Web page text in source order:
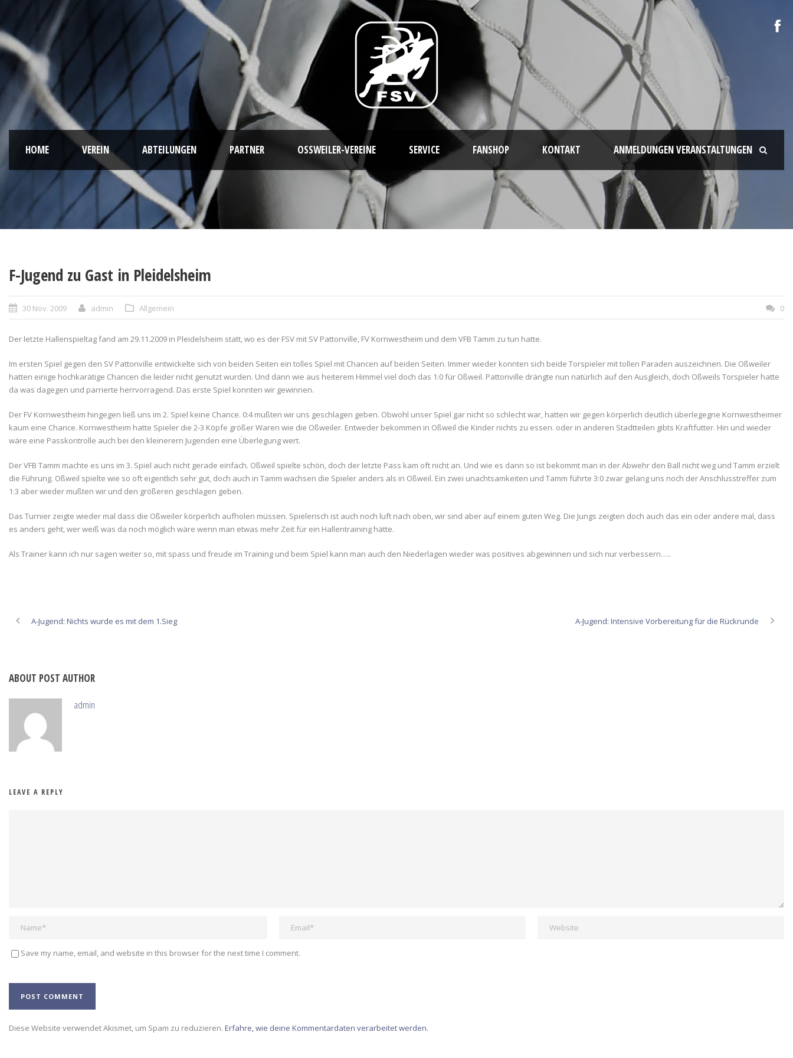
HOME VEREIN ABTEILUNGEN PARTNER OSSWEILER-VEREINE SERVICE FANSHOP KONTAKT ANMELDUNGEN VERANSTALTUNGEN
F-Jugend zu Gast in Pleidelsheim
30 Nov. 2009 admin Allgemein 0
Der letzte Hallenspieltag fand am 29.11.2009 in Pleidelsheim statt, wo es der FSV mit SV Pattonville, FV Kornwestheim und dem VFB Tamm zu tun hatte.
Im ersten Spiel gegen den SV Pattonville entwickelte sich von beiden Seiten ein tolles Spiel mit Chancen auf beiden Seiten. Immer wieder konnten sich beide Torspieler mit tollen Paraden auszeichnen. Die Oßweiler
hatten einige hochkarätige Chancen die leider nicht genutzt wurden. Und dann wie aus heiterem Himmel viel doch das 1:0 für Oßweil. Pattonville drängte nun natürlich auf den Ausgleich, doch Oßweils Torspieler hatte
da was dagegen und parrierte herrvorragend. Das erste Spiel konnten wir gewinnen.
Der FV Kornwestheim hingegen ließ uns im 2. Spiel keine Chance. 0:4 mußten wir uns geschlagen geben. Obwohl unser Spiel gar nicht so schlecht war, hatten wir gegen körperlich deutlich überlegegne Kornwestheimer
kaum eine Chance. Kornwestheim hatte Spieler die 2-3 Köpfe größer Waren wie die Oßweiler. Entweder bekommen in Oßweil die Kinder nichts zu essen. oder in anderen Stadtteilen gibts Kraftfutter. Hin und wieder
wäre eine Passkontrolle auch bei den kleinerern Jugenden eine Überlegung wert.
Der VFB Tamm machte es uns im 3. Spiel auch nicht gerade einfach. Oßweil spielte schön, doch der letzte Pass kam oft nicht an. Und wie es dann so ist bekommt man in der Abwehr den Ball nicht weg und Tamm erzielt
die Führung. Oßweil spielte wie so oft eigentlich sehr gut, doch auch in Tamm wachsen die Spieler anders als in Oßweil. Ein zwei unachtsamkeiten und Tamm führte 3:0 zwar gelang uns noch der Anschlusstreffer zum
1:3 aber wieder mußten wir und den größeren geschlagen geben.
Das Turnier zeigte wieder mal dass die Oßweiler körperlich aufholen müssen. Spielerisch ist auch noch luft nach oben, wir sind aber auf einem guten Weg. Die Jungs zeigten doch auch das ein oder andere mal, dass
es anders geht, wer weiß was da noch möglich wäre wenn man etwas mehr Zeit für ein Hallentraining hätte.
Als Trainer kann ich nur sagen weiter so, mit spass und freude im Training und beim Spiel kann man auch den Niederlagen wieder was positives abgewinnen und sich nur verbessern…..
A-Jugend: Nichts wurde es mit dem 1.Sieg A-Jugend: Intensive Vorbereitung für die Rückrunde
ABOUT POST AUTHOR
admin
LEAVE A REPLY
Save my name, email, and website in this browser for the next time I comment.
Alternative:
Diese Website verwendet Akismet, um Spam zu reduzieren. Erfahre, wie deine Kommentardaten verarbeitet werden.